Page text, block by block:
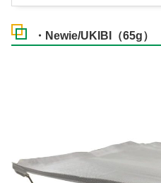
・Newie/UKIBI（65g）